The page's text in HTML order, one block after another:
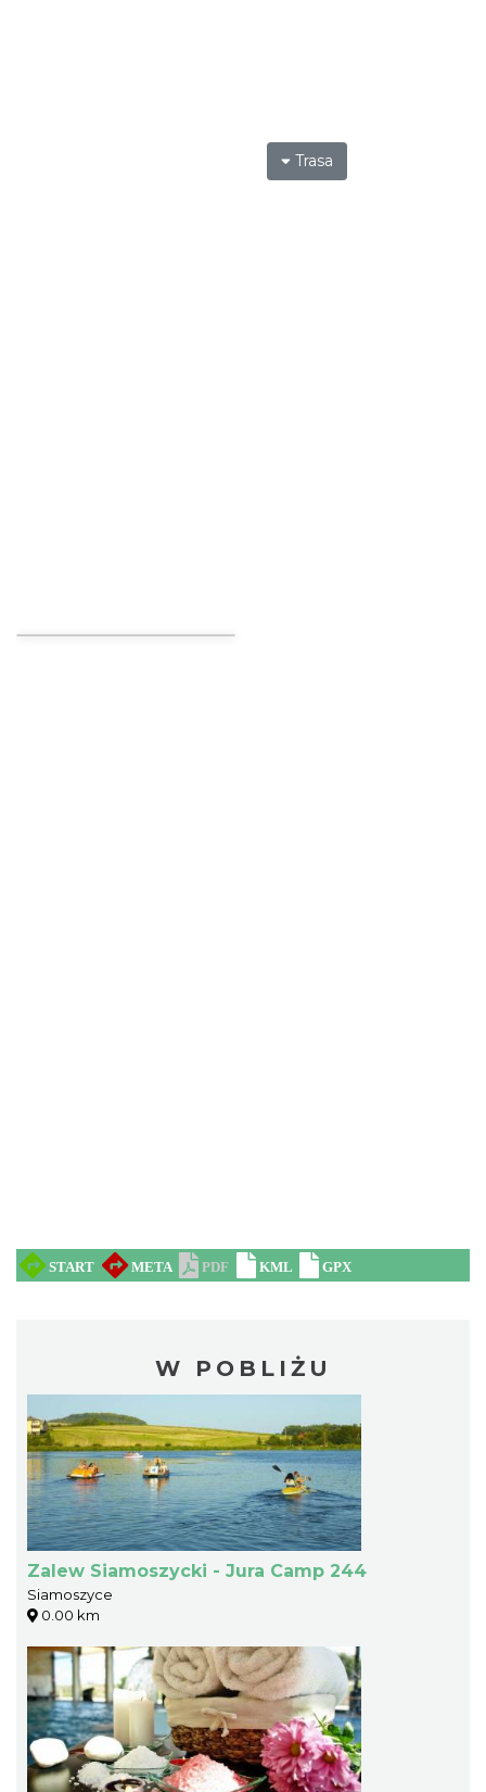
Trasa
W POBLIŻU
Zalew Siamoszycki - Jura Camp 244
Siamoszyce
0.00 km